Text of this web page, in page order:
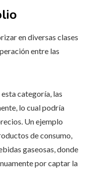
en diversas clases
entre las
esta categoría, las
lo cual podría
Un ejemplo
de consumo,
gaseosas, donde
por captar la